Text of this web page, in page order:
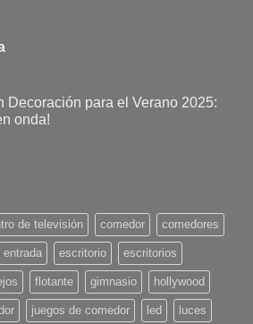
Decoración para el Verano 2025:
onda!
de televisión comedor comedores
entrada escritorio escritorios
flotante gimnasio hollywood
juegos de comedor led luces